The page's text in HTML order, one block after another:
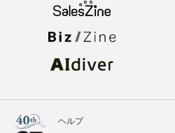
ヘルプ